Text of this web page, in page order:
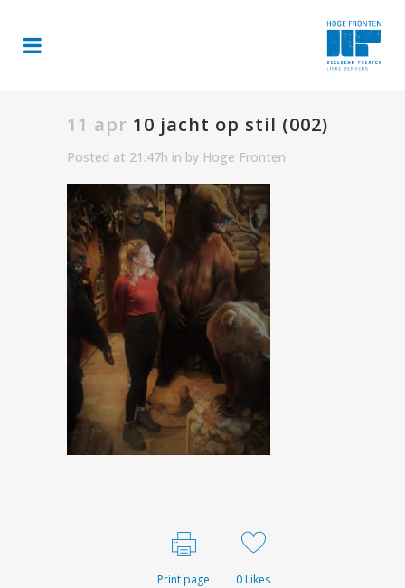
11 apr 10 jacht op stil (002)
Posted at 21:47h in by Hoge Fronten
Print page 0Likes